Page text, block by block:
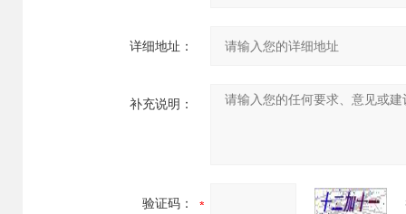
详细地址：
补充说明：
验证码：